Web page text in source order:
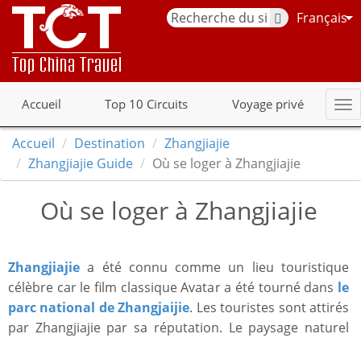
Français
Accueil Top 10 Circuits Voyage privé
Accueil Destination
Zhangjiajie
Zhangjiajie Guide
Où se loger à Zhangjiajie
Où se loger à Zhangjiajie
Zhangjiajiea été connu comme un lieu touristique
célèbre car le film classique Avatar a été tourné dans le
parc national de Zhangjaijie. Les touristes sont attirés
par Zhangjiajie par sa réputation. Le paysage naturel